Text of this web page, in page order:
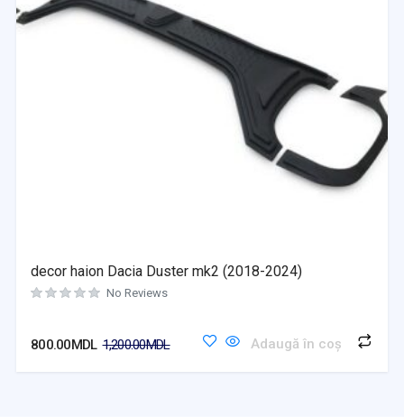
decor haion Dacia Duster mk2 (2018-2024)
No Reviews
800.00MDL 1,200.00MDL Adaugă în coș